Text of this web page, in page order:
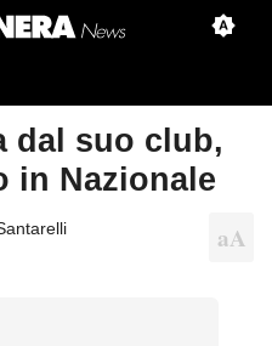
dal suo club,
in Nazionale